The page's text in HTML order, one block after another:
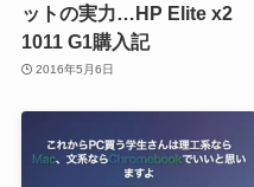
ットの実力…HP Elite x2
1011 G1購入記
2016年5月6日